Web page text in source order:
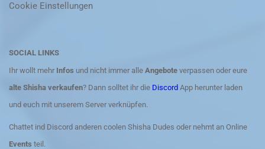
Cookie Einstellungen
SOCIAL LINKS
Ihr wollt mehr Infos und nicht immer alle Angebote verpassen oder eure
alte Shisha verkaufen? Dann solltet ihr die Discord App herunter laden
und euch mit unserem Server verknüpfen.
Chattet ind Discord anderen coolen Shisha Dudes oder nehmt an Online
Events teil.